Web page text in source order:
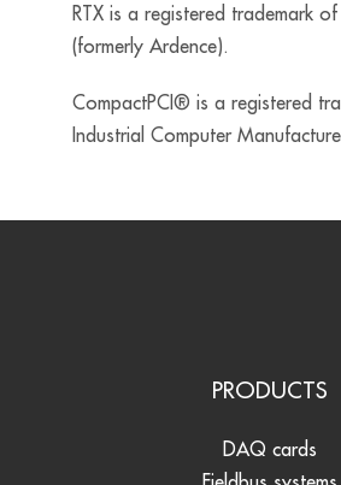
RTX is a registered trademark
(formerly Ardence).
CompactPCI® is a registered
Industrial Computer
PRODUCTS
DAQ cards